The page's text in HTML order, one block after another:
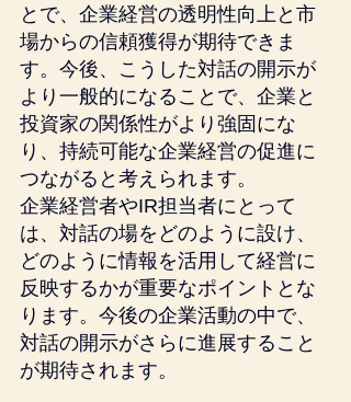
とで、企業経営の透明性向上と市
場からの信頼獲得が期待できま
す。今後、こうした対話の開示が
より一般的になることで、企業と
投資家の関係性がより強固にな
り、持続可能な企業経営の促進に
つながると考えられます。
企業経営者やIR担当者にとって
は、対話の場をどのように設け、
どのように情報を活用して経営に
反映するかが重要なポイントとな
ります。今後の企業活動の中で、
対話の開示がさらに進展すること
が期待されます。